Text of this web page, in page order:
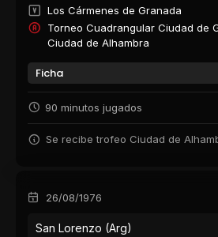
Los Cármenes de Granada
Torneo Cuadrangular Ciudad de
Ciudad de Alhambra
Ficha
90 minutos jugados
Se recibe trofeo Ciudad de
26/08/1976
San Lorenzo (Arg)